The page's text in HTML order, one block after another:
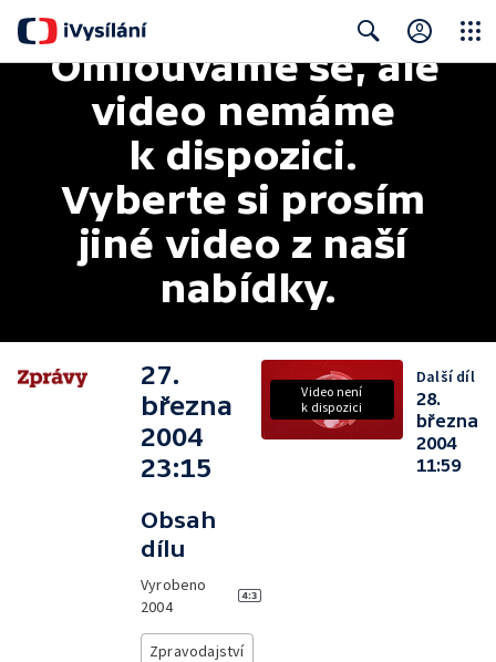
Search
Omlouváme se, ale
video nemáme
k dispozici.
Vyberte si prosím
jiné video z naší
nabídky.
27.
března
2004
23:15
Obsah
dílu
Vyrobeno
2004
Zpravodajství
Video není
k dispozici
Další díl
28.
března
2004
11:59